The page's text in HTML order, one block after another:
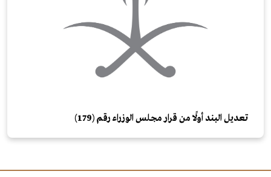
تعديل البند أولًا من قرار مجلس الوزراء رقم (179)